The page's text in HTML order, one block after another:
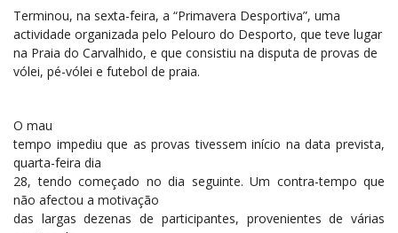
Terminou, na sexta-feira, a “Primavera Desportiva”, uma
actividade organizada pelo Pelouro do Desporto, que teve lugar
na Praia do Carvalhido, e que consistiu na disputa de provas de
vólei, pé-vólei e futebol de praia.
O mau
tempo impediu que as provas tivessem início na data prevista,
quarta-feira dia
28, tendo começado no dia seguinte. Um contra-tempo que
não afectou a motivação
das largas dezenas de participantes, provenientes de várias